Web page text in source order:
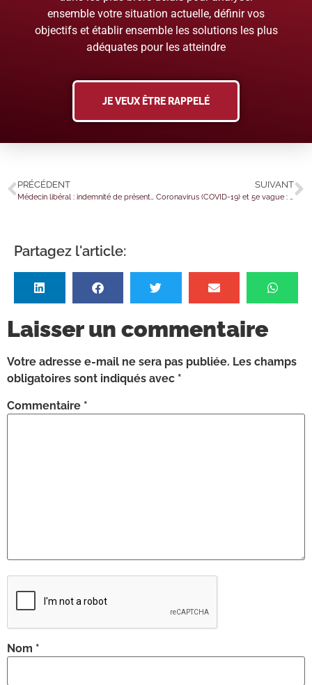
ensemble votre situation actuelle, définir vos
objectifs et établir ensemble les solutions les plus
adéquates pour les atteindre
JE VEUX ÊTRE RAPPELÉ
PRÉCÉDENT SUIVANT
Partagez l'article:
Laisser un commentaire
Votre adresse e-mail ne sera pas publiée. Les champs
obligatoires sont indiqués avec *
Commentaire *
Nom *